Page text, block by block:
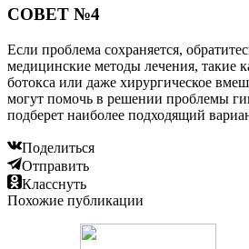
СОВЕТ №4
Если проблема сохраняется,
медицинские методы лечения, такие
ботокса или даже хирургическое
могут помочь в решении проблемы
подберет наиболее подходящий
Поделиться
Отправить
Класснуть
Похожие публикации